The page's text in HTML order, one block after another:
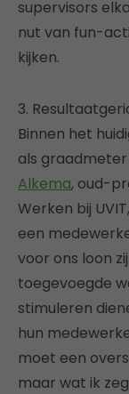
supervisors
nut van fun-
kijken.
3.
Binnen het
als graadmeter
Alkema, oud-
Werken bij
een
voor ons loon
toegevoegde
stimuleren
hun
moet een
maar wat ik